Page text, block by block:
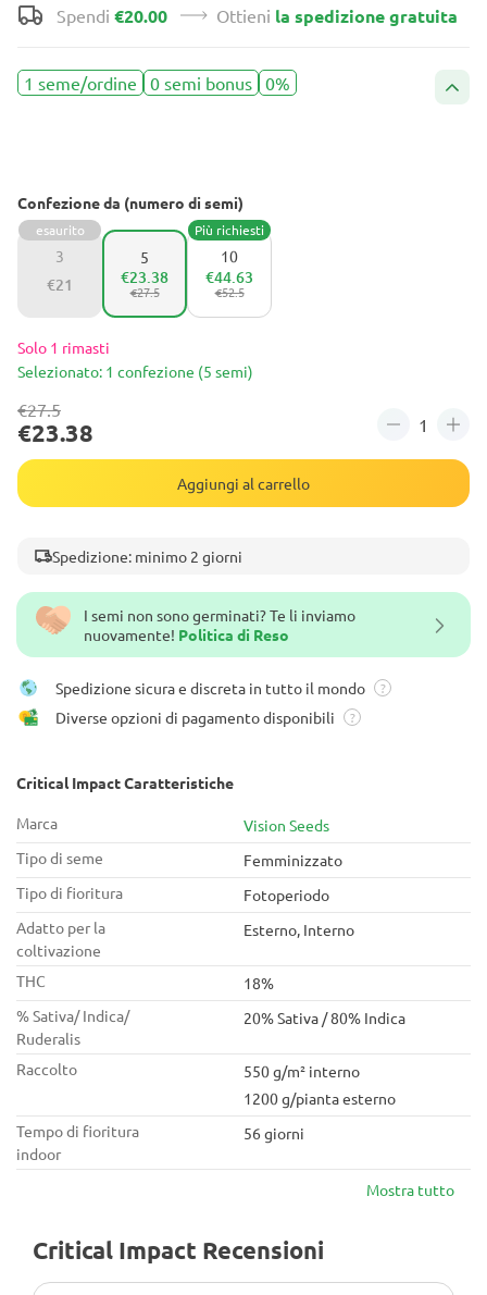
I semi non sono germinati? Te li inviamo
nuovamente! Politica di Reso
Spedizione sicura e discreta in tutto il mondo ?
Diverse opzioni di pagamento disponibili ?
Critical Impact Caratteristiche
Marca
Vision Seeds
Tipo di seme
Femminizzato
Tipo di fioritura
Fotoperiodo
Adatto per la
coltivazione
Esterno, Interno
THC
18%
% Sativa/ Indica/
Ruderalis
20% Sativa / 80% Indica
Raccolto
550 g/m² interno
1200 g/pianta esterno
Tempo di fioritura
indoor
56 giorni
Mostra tutto
Critical Impact Recensioni
Spendi €20.00 Ottieni la spedizione gratuita
1 seme/ordine 0 semi bonus 0%
Confezione da (numero di semi)
3
esaurito
€21
5
€27.5
€23.38
10
Più richiesti
€52.5
€44.63
Solo 1 rimasti
Selezionato: 1 confezione (5 semi)
€27.5
€23.38
Aggiungi al carrello
Spedizione: minimo 2 giorni